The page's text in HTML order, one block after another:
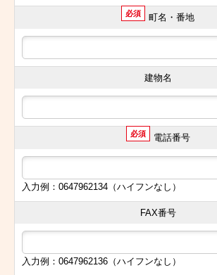
必須 町名・番地
建物名
必須 電話番号
入力例：0647962134（ハイフンなし）
FAX番号
入力例：0647962136（ハイフンなし）